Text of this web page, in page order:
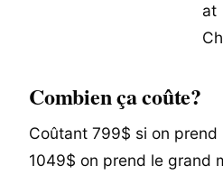
Combien ça coûte?
Coûtant 799$ si on
1049$ on prend le grand